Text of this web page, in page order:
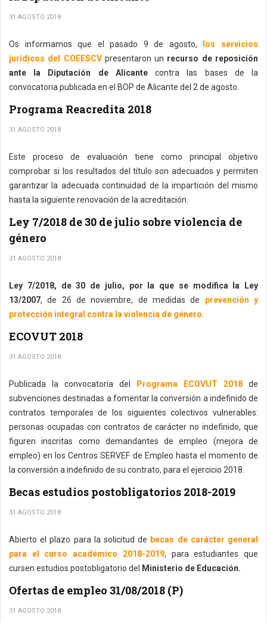
31 AGOSTO 2018
Os informamos que el pasado 9 de agosto,
los servicios
jurídicos del COEESCV presentaron un recurso de reposición
ante la Diputación de Alicantecontra las bases de la
convocatoria publicada en el BOP de Alicante del 2 de agosto.
Programa Reacredita 2018
31 AGOSTO 2018
Este proceso de evaluación tiene como principal objetivo
comprobar si los resultados del título son adecuados y permiten
garantizar la adecuada continuidad de la impartición del mismo
hasta la siguiente renovación de la acreditación.
Ley 7/2018 de 30 de julio sobre violencia de
género
31 AGOSTO 2018
Ley 7/2018, de 30 de julio, por la que se modifica la Ley
13/2007, de 26 de noviembre, de medidas de prevención y
protección integral contra la violencia de género.
ECOVUT 2018
31 AGOSTO 2018
Publicada la convocatoria del Programa ECOVUT 2018 de
subvenciones destinadas a fomentar la conversión a indefinido de
contratos temporales de los siguientes colectivos vulnerables:
personas ocupadas con contratos de carácter no indefinido, que
figuren inscritas como demandantes de empleo (mejora de
empleo) en los Centros SERVEF de Empleo hasta el momento de
la conversión a indefinido de su contrato, para el ejercicio 2018.
Becas estudios postobligatorios 2018-2019
31 AGOSTO 2018
Abierto el plazo para la solicitud de becas de carácter general
para el curso académico 2018-2019, para estudiantes que
cursen estudios postobligatorio del
Ministerio de Educación.
Ofertas de empleo 31/08/2018 (P)
31 AGOSTO 2018